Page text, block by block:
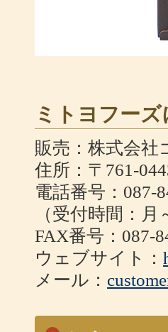
ミトヨフー
販売：株式会社
住所：〒761-
電話番号：087-
（受付時間：
FAX番号：087-
ウェブサイト：
メール：